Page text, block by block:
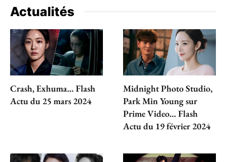
Actualités
Crash, Exhuma… Flash
Actu du 25 mars 2024
Midnight Photo Studio,
Park Min Young sur
Prime Video… Flash
Actu du 19 février 2024